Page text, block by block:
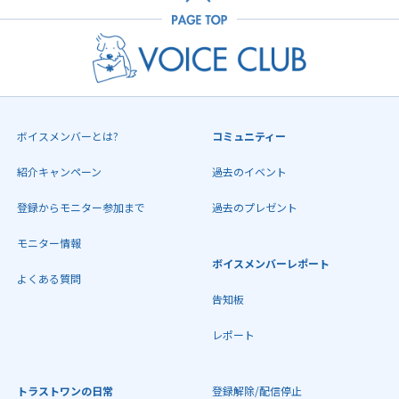
ボイスメンバーとは?
紹介キャンペーン
登録からモニター参加まで
モニター情報
よくある質問
コミュニティー
過去のイベント
過去のプレゼント
ボイスメンバーレポート
告知板
レポート
トラストワンの日常 登録解除/配信停止